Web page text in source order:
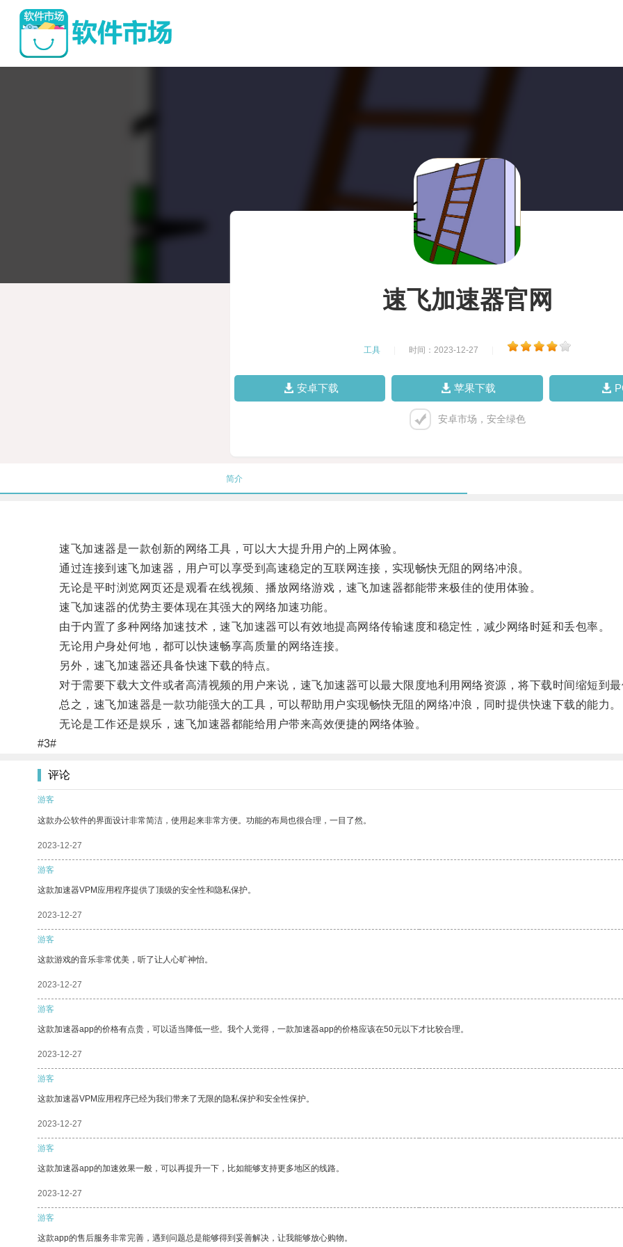
速飞加速器官网
工具 时间：2023-12-27
安卓下载 苹果下载
安卓市场，安全绿色
简介
速飞加速器是一款创新的网络工具，可以大大提升用户的上网体验。
通过连接到速飞加速器，用户可以享受到高速稳定的互联网连接，实现畅快无阻的网络冲浪。
无论是平时浏览网页还是观看在线视频、播放网络游戏，速飞加速器都能带来极佳的使用体验。
速飞加速器的优势主要体现在其强大的网络加速功能。
由于内置了多种网络加速技术，速飞加速器可以有效地提高网络传输速度和稳定性，减少网络时延和丢包率。
无论用户身处何地，都可以快速畅享高质量的网络连接。
另外，速飞加速器还具备快速下载的特点。
对于需要下载大文件或者高清视频的用户来说，速飞加速器可以最大限度地利用网络资源，将下载时间缩短到最
总之，速飞加速器是一款功能强大的工具，可以帮助用户实现畅快无阻的网络冲浪，同时提供快速下载的能力。
无论是工作还是娱乐，速飞加速器都能给用户带来高效便捷的网络体验。
#3#
评论
游客
这款办公软件的界面设计非常简洁，使用起来非常方便。功能的布局也很合理，一目了然。
2023-12-27
游客
这款加速器VPM应用程序提供了顶级的安全性和隐私保护。
2023-12-27
游客
这款游戏的音乐非常优美，听了让人心旷神怡。
2023-12-27
游客
这款加速器app的价格有点贵，可以适当降低一些。我个人觉得，一款加速器app的价格应该在50元以下才比较合理。
2023-12-27
游客
这款加速器VPM应用程序已经为我们带来了无限的隐私保护和安全性保护。
2023-12-27
游客
这款加速器app的加速效果一般，可以再提升一下，比如能够支持更多地区的线路。
2023-12-27
游客
这款app的售后服务非常完善，遇到问题总是能够得到妥善解决，让我能够放心购物。